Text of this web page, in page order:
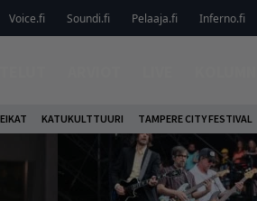
Voice.fi Soundi.fi Pelaaja.fi Inferno.fi
KATUKULTTUURI TAMPERE CITY FESTIVAL